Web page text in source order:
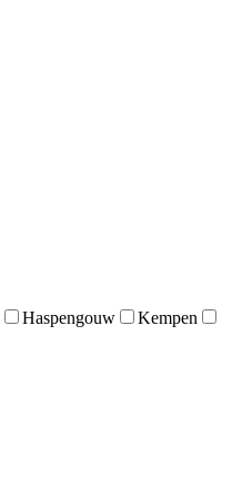
Haspengouw
Kempen